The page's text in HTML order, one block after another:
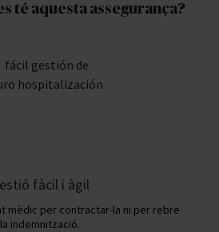
té aquesta assegurança?
fàcil i àgil
mèdic per contractar-la ni per rebre
la indemnització.